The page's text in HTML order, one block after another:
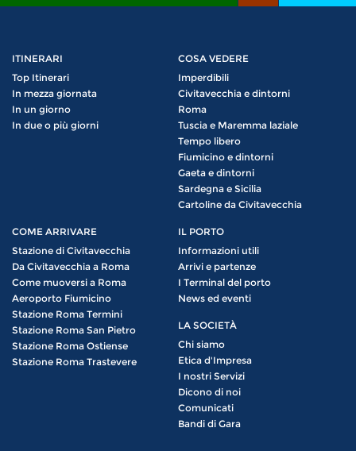
ITINERARI
Top Itinerari
In mezza giornata
In un giorno
In due o più giorni
COSA VEDERE
Imperdibili
Civitavecchia e dintorni
Roma
Tuscia e Maremma laziale
Tempo libero
Fiumicino e dintorni
Gaeta e dintorni
Sardegna e Sicilia
Cartoline da Civitavecchia
COME ARRIVARE
Stazione di Civitavecchia
Da Civitavecchia a Roma
Come muoversi a Roma
Aeroporto Fiumicino
Stazione Roma Termini
Stazione Roma San Pietro
Stazione Roma Ostiense
Stazione Roma Trastevere
IL PORTO
Informazioni utili
Arrivi e partenze
I Terminal del porto
News ed eventi
LA SOCIETÀ
Chi siamo
Etica d'Impresa
I nostri Servizi
Dicono di noi
Comunicati
Bandi di Gara